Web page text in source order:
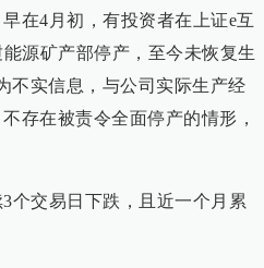
在4月初，有投资者在上证e互
源矿产部停产，至今未恢复生
不实信息，与公司实际生产经
存在被责令全面停产的情形，
个交易日下跌，且近一个月累